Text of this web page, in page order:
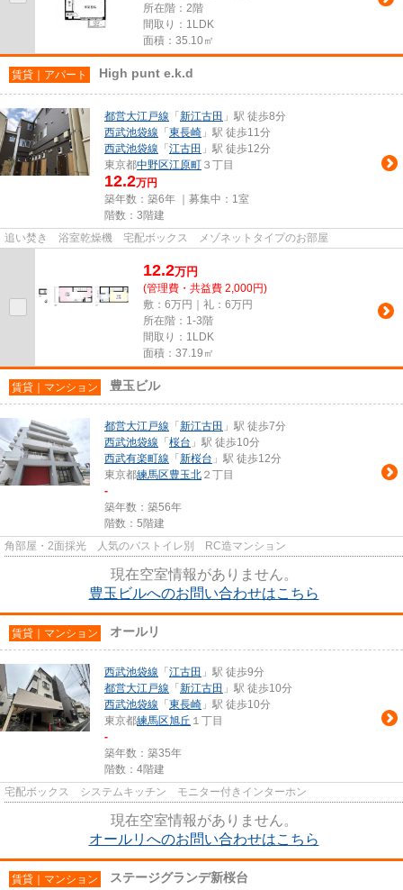
所在階：2階
間取り：1LDK
面積：35.10㎡
賃貸｜アパート High punt e.k.d
都営大江戸線 「 新江古田 」駅 徒歩8分
西武池袋線 「 東長崎 」駅 徒歩11分
西武池袋線 「 江古田 」駅 徒歩12分
東京都中野区江原町 ３丁目
12.2万円
築年数：築6年 ｜募集中： 1室
階数：3階建
追い焚き 浴室乾燥機 宅配ボックス メゾネットタイプのお部屋
12.2万円
(管理費・共益費 2,000円)
敷：6万円｜礼：6万円
所在階：1-3階
間取り：1LDK
面積：37.19㎡
賃貸｜マンション 豊玉ビル
都営大江戸線 「 新江古田 」駅 徒歩7分
西武池袋線 「 桜台 」駅 徒歩10分
西武有楽町線 「 新桜台 」駅 徒歩12分
東京都練馬区豊玉北 ２丁目
-
築年数：築56年
階数：5階建
角部屋・2面採光 人気のバストイレ別 RC造マンション
現在空室情報がありません。
豊玉ビルへのお問い合わせはこちら
賃貸｜マンション オールリ
西武池袋線 「 江古田 」駅 徒歩9分
都営大江戸線 「 新江古田 」駅 徒歩10分
西武池袋線 「 東長崎 」駅 徒歩10分
東京都練馬区旭丘 １丁目
-
築年数：築35年
階数：4階建
宅配ボックス システムキッチン モニター付きインターホン
現在空室情報がありません。
オールリへのお問い合わせはこちら
賃貸｜マンション ステージグランデ新桜台